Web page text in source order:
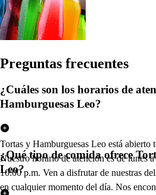
Preguntas frecuentes
¿Cuáles son los horarios de
Hamburguesas Leo?
Tortas y Hamburguesas Leo está abierto
Nuestro horario de atención es de lunes
10:00 p.m. Ven a disfrutar de nuestras
en cualquier momento del día. Nos
¿Qué tipo de comida ofrece
Leo?